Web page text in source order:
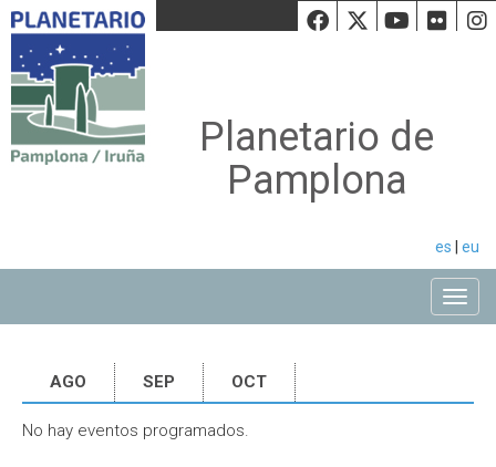
Facebook
Twiiter
Planetario de
Pamplona
es eu
AGO SEP OCT
No hay eventos programados.